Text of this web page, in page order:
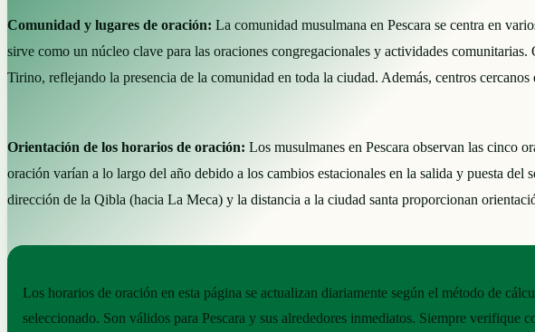
Comunidad y lugares de oración: La comunidad musulmana en Pescara se centra en
sirve como un núcleo clave para las oraciones congregacionales y actividades
Tirino, reflejando la presencia de la comunidad en toda la ciudad. Además, centros
Orientación de los horarios de oración: Los musulmanes en Pescara observan las cinco
oración varían a lo largo del año debido a los cambios estacionales en la salida y puesta
dirección de la Qibla (hacia La Meca) y la distancia a la ciudad santa proporcionan
Los horarios de oración en esta página se actualizan diariamente según el método de
seleccionado. Son válidos para Pescara y sus alrededores inmediatos. Siempre verifique